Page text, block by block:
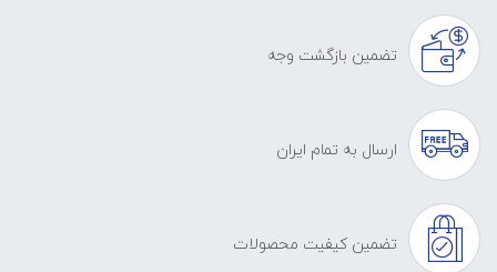
تضمین بازگشت وجه
ارسال به تمام ایران
تضمین کیفیت محصولات